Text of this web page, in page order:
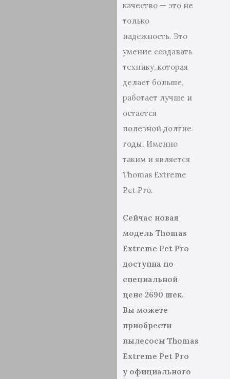
качество — это не
только
надежность. Это
умение создавать
технику, которая
делает больше,
работает лучше и
остается
полезной долгие
годы. Именно
таким и является
Thomas Extreme
Pet Pro.
Сейчас новая
модель Thomas
Extreme Pet Pro
доступна по
специальной
цене 2690 шек.
Вы можете
приобрести
пылесосы Thomas
Extreme Pet Pro
у официального